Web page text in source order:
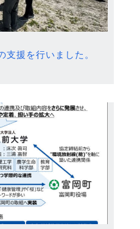
支援を行いました。